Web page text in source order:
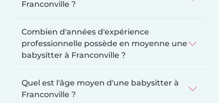
Franconville ?
Combien d'années d'expérience
professionnelle possède en moyenne une
babysitter à Franconville ?
Quel est l'âge moyen d'une babysitter à
Franconville ?